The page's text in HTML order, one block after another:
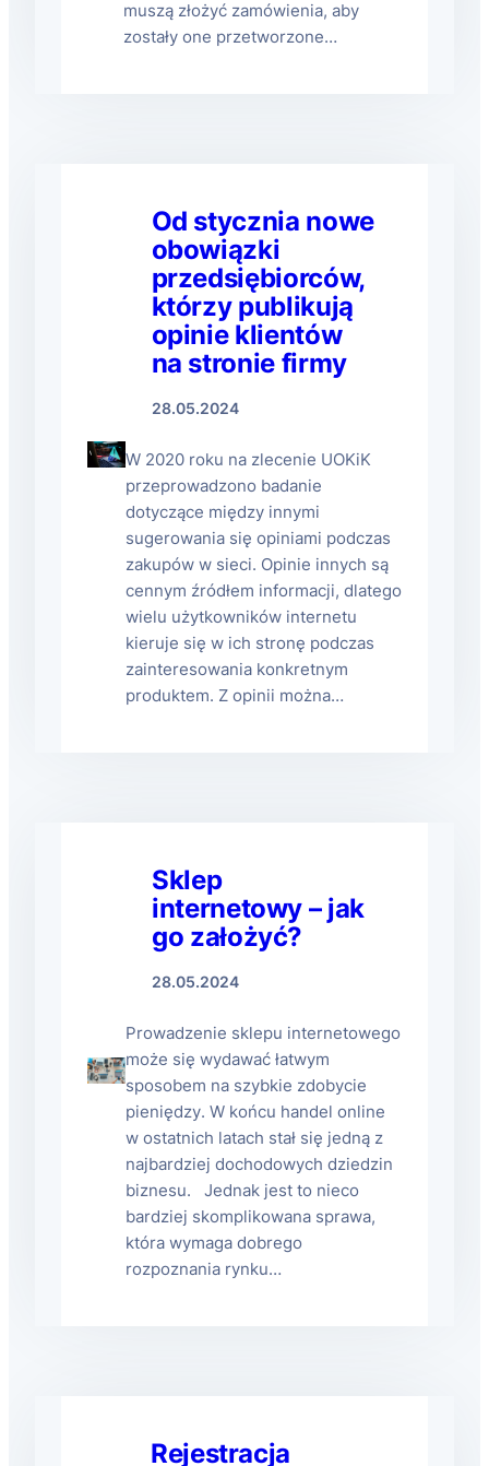
muszą złożyć zamówienia, aby
zostały one przetworzone…
Od stycznia nowe
obowiązki
przedsiębiorców,
którzy publikują
opinie klientów
na stronie firmy
28.05.2024
W 2020 roku na zlecenie UOKiK
przeprowadzono badanie
dotyczące między innymi
sugerowania się opiniami podczas
zakupów w sieci. Opinie innych są
cennym źródłem informacji, dlatego
wielu użytkowników internetu
kieruje się w ich stronę podczas
zainteresowania konkretnym
produktem. Z opinii można…
Sklep
internetowy – jak
go założyć?
28.05.2024
Prowadzenie sklepu internetowego
może się wydawać łatwym
sposobem na szybkie zdobycie
pieniędzy. W końcu handel online
w ostatnich latach stał się jedną z
najbardziej dochodowych dziedzin
biznesu. Jednak jest to nieco
bardziej skomplikowana sprawa,
która wymaga dobrego
rozpoznania rynku…
Rejestracja